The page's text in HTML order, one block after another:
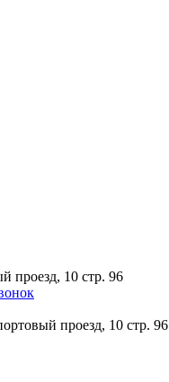
проезд, 10 стр. 96
проезд, 10 стр. 96